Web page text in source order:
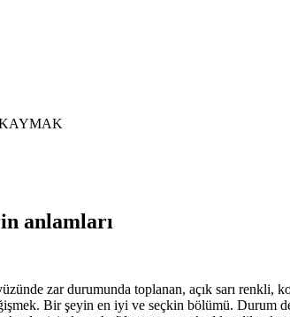
anlamları
zar durumunda toplanan, açık sarı renkli,
Bir şeyin en iyi ve seçkin bölümü. Durum